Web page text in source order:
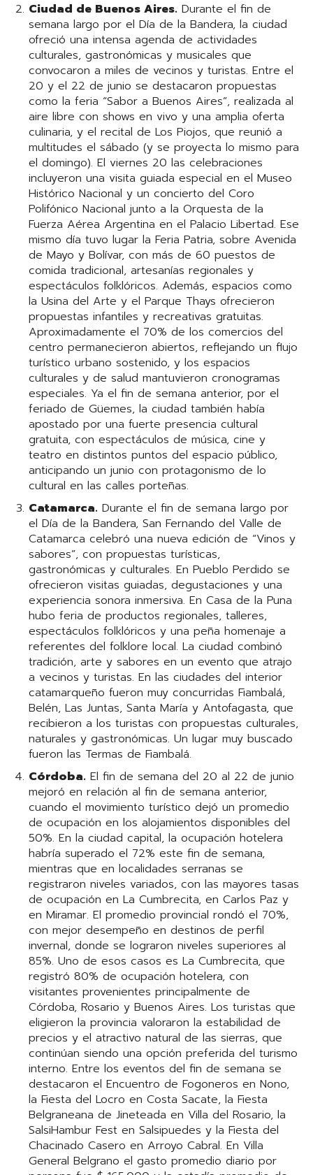
Ciudad de Buenos Aires. Durante el fin de
semana largo por el Día de la Bandera, la ciudad
ofreció una intensa agenda de actividades
culturales, gastronómicas y musicales que
convocaron a miles de vecinos y turistas. Entre el
20 y el 22 de junio se destacaron propuestas
como la feria “Sabor a Buenos Aires”, realizada al
aire libre con shows en vivo y una amplia oferta
culinaria, y el recital de Los Piojos, que reunió a
multitudes el sábado (y se proyecta lo mismo para
el domingo). El viernes 20 las celebraciones
incluyeron una visita guiada especial en el Museo
Histórico Nacional y un concierto del Coro
Polifónico Nacional junto a la Orquesta de la
Fuerza Aérea Argentina en el Palacio Libertad. Ese
mismo día tuvo lugar la Feria Patria, sobre Avenida
de Mayo y Bolívar, con más de 60 puestos de
comida tradicional, artesanías regionales y
espectáculos folklóricos. Además, espacios como
la Usina del Arte y el Parque Thays ofrecieron
propuestas infantiles y recreativas gratuitas.
Aproximadamente el 70% de los comercios del
centro permanecieron abiertos, reflejando un flujo
turístico urbano sostenido, y los espacios
culturales y de salud mantuvieron cronogramas
especiales. Ya el fin de semana anterior, por el
feriado de Güemes, la ciudad también había
apostado por una fuerte presencia cultural
gratuita, con espectáculos de música, cine y
teatro en distintos puntos del espacio público,
anticipando un junio con protagonismo de lo
cultural en las calles porteñas.
Catamarca. Durante el fin de semana largo por
el Día de la Bandera, San Fernando del Valle de
Catamarca celebró una nueva edición de “Vinos y
sabores”, con propuestas turísticas,
gastronómicas y culturales. En Pueblo Perdido se
ofrecieron visitas guiadas, degustaciones y una
experiencia sonora inmersiva. En Casa de la Puna
hubo feria de productos regionales, talleres,
espectáculos folklóricos y una peña homenaje a
referentes del folklore local. La ciudad combinó
tradición, arte y sabores en un evento que atrajo
a vecinos y turistas. En las ciudades del interior
catamarqueño fueron muy concurridas Fiambalá,
Belén, Las Juntas, Santa María y Antofagasta, que
recibieron a los turistas con propuestas culturales,
naturales y gastronómicas. Un lugar muy buscado
fueron las Termas de Fiambalá.
Córdoba. El fin de semana del 20 al 22 de junio
mejoró en relación al fin de semana anterior,
cuando el movimiento turístico dejó un promedio
de ocupación en los alojamientos disponibles del
50%. En la ciudad capital, la ocupación hotelera
habría superado el 72% este fin de semana,
mientras que en localidades serranas se
registraron niveles variados, con las mayores tasas
de ocupación en La Cumbrecita, en Carlos Paz y
en Miramar. El promedio provincial rondó el 70%,
con mejor desempeño en destinos de perfil
invernal, donde se lograron niveles superiores al
85%. Uno de esos casos es La Cumbrecita, que
registró 80% de ocupación hotelera, con
visitantes provenientes principalmente de
Córdoba, Rosario y Buenos Aires. Los turistas que
eligieron la provincia valoraron la estabilidad de
precios y el atractivo natural de las sierras, que
continúan siendo una opción preferida del turismo
interno. Entre los eventos del fin de semana se
destacaron el Encuentro de Fogoneros en Nono,
la Fiesta del Locro en Costa Sacate, la Fiesta
Belgraneana de Jineteada en Villa del Rosario, la
SalsiHambur Fest en Salsipuedes y la Fiesta del
Chacinado Casero en Arroyo Cabral. En Villa
General Belgrano el gasto promedio diario por